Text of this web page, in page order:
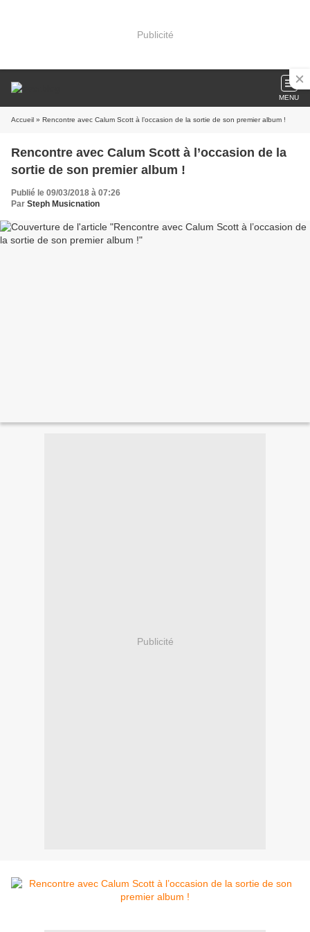
Publicité
MENU
Accueil » Rencontre avec Calum Scott à l’occasion de la sortie de son premier album !
Rencontre avec Calum Scott à l’occasion de la
sortie de son premier album !
Publié le 09/03/2018 à 07:26
Par Steph Musicnation
Publicité